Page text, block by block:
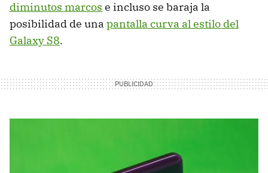
diminutos marcos e incluso se baraja la
posibilidad de una pantalla curva al estilo del
Galaxy S8.